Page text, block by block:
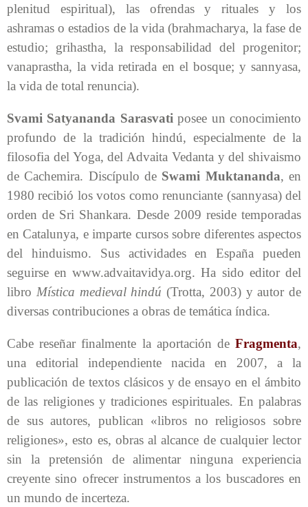
plenitud espiritual), las ofrendas y rituales y los
ashramas o estadios de la vida (brahmacharya, la fase de
estudio; grihastha, la responsabilidad del progenitor;
vanaprastha, la vida retirada en el bosque; y sannyasa,
la vida de total renuncia).
Svami Satyananda Sarasvati posee un conocimiento
profundo de la tradición hindú, especialmente de la
filosofia del Yoga, del Advaita Vedanta y del shivaismo
de Cachemira. Discípulo de Swami Muktananda, en
1980 recibió los votos como renunciante (sannyasa) del
orden de Sri Shankara. Desde 2009 reside temporadas
en Catalunya, e imparte cursos sobre diferentes aspectos
del hinduismo. Sus actividades en España pueden
seguirse en www.advaitavidya.org. Ha sido editor del
libro Mística medieval hindú (Trotta, 2003) y autor de
diversas contribuciones a obras de temática índica.
Cabe reseñar finalmente la aportación de Fragmenta,
una editorial independiente nacida en 2007, a la
publicación de textos clásicos y de ensayo en el ámbito
de las religiones y tradiciones espirituales. En palabras
de sus autores, publican «libros no religiosos sobre
religiones», esto es, obras al alcance de cualquier lector
sin la pretensión de alimentar ninguna experiencia
creyente sino ofrecer instrumentos a los buscadores en
un mundo de incerteza.